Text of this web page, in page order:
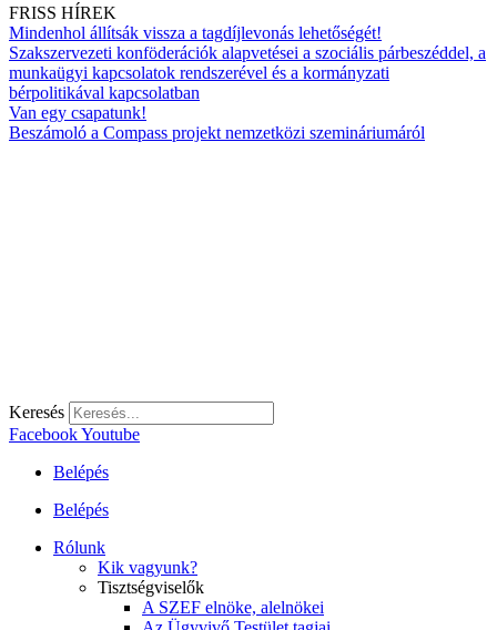
FRISS HÍREK
Mindenhol állítsák vissza a tagdíjlevonás lehetőségét!
Szakszervezeti konföderációk alapvetései a szociális párbeszéddel, a
munkaügyi kapcsolatok rendszerével és a kormányzati
bérpolitikával kapcsolatban
Van egy csapatunk!
Beszámoló a Compass projekt nemzetközi szemináriumáról
Keresés
FacebookYoutube
Belépés
Belépés
Rólunk
Kik vagyunk?
Tisztségviselők
A SZEF elnöke, alelnökei